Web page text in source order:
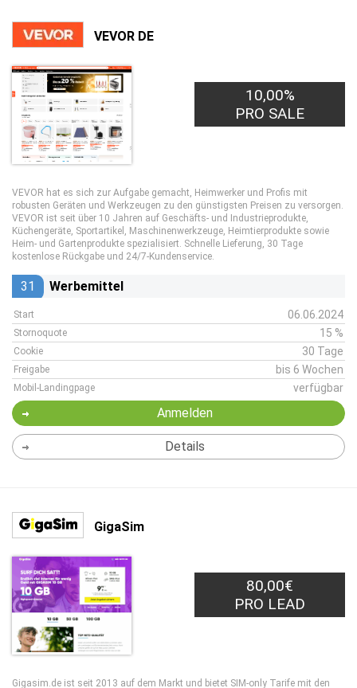
VEVOR DE
10,00%
PRO SALE
VEVOR hat es sich zur Aufgabe gemacht, Heimwerker und Profis mit
robusten Geräten und Werkzeugen zu den günstigsten Preisen zu versorgen.
VEVOR ist seit über 10 Jahren auf Geschäfts- und Industrieprodukte,
Küchengeräte, Sportartikel, Maschinenwerkzeuge, Heimtierprodukte sowie
Heim- und Gartenprodukte spezialisiert. Schnelle Lieferung, 30 Tage
kostenlose Rückgabe und 24/7-Kundenservice.
31 Werbemittel
Start 06.06.2024
Stornoquote 15 %
Cookie 30 Tage
Freigabe bis 6 Wochen
Mobil-Landingpage verfügbar
Anmelden
Details
GigaSim
80,00€
PRO LEAD
Gigasim.de ist seit 2013 auf dem Markt und bietet SIM-only Tarife mit den